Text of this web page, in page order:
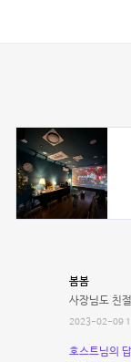
봄봄
사장님도 친
2023-02-09
호스트님의